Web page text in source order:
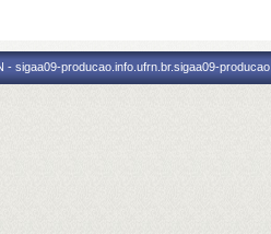
sigaa09-producao.info.ufrn.br.sigaa09-producao